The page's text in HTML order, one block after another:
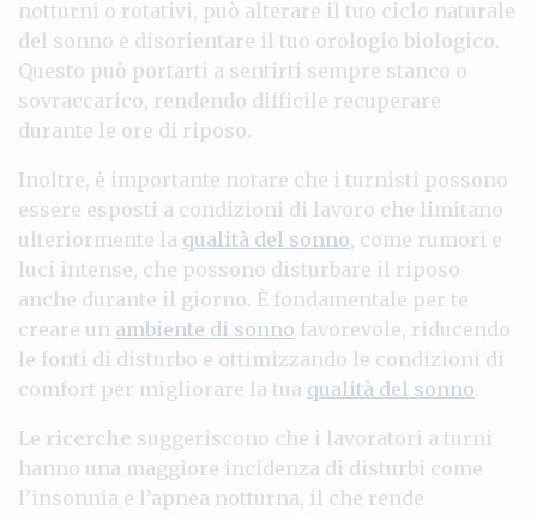
notturni o rotativi, può alterare il tuo ciclo naturale
del sonno e disorientare il tuo orologio biologico.
Questo può portarti a sentirti sempre stanco o
sovraccarico, rendendo difficile recuperare
durante le ore di riposo.
Inoltre, è importante notare che i turnisti possono
essere esposti a condizioni di lavoro che limitano
ulteriormente la qualità del sonno, come rumori e
luci intense, che possono disturbare il riposo
anche durante il giorno. È fondamentale per te
creare un ambiente di sonno favorevole, riducendo
le fonti di disturbo e ottimizzando le condizioni di
comfort per migliorare la tua qualità del sonno.
Le ricerche suggeriscono che i lavoratori a turni
hanno una maggiore incidenza di disturbi come
l’insonnia e l’apnea notturna, il che rende